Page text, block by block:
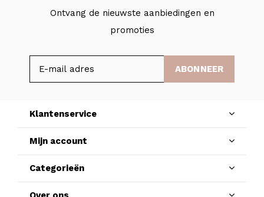
Ontvang de nieuwste aanbiedingen en
promoties
ABONNEER
Klantenservice
Mijn account
Categorieën